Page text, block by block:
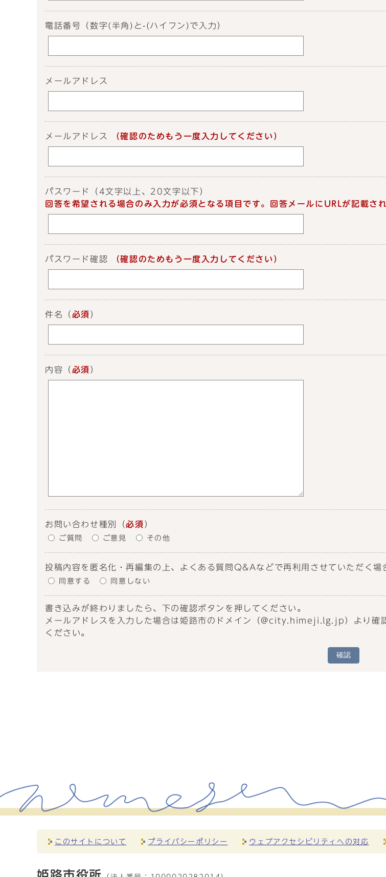
電話番号 （数字(半角)と-(ハイフン)で入力）
メールアドレス
メールアドレス （確認のためもう一度入力してください）
パスワード
（4文字以上、20文字以下）
回答を希望される場合のみ入力が必須となる項目です。回答メールにURLが記載さ
パスワード確認 （確認のためもう一度入力してください）
件名 （ 必須 ）
内容 （ 必須 ）
お問い合わせ種別 （必須 ）
ご質問 ご意見 その他
投稿内容を匿名化・再編集の上、よくある質問Q&Aなどで再利用させていただく場
同意する 同意しない
書き込みが終わりましたら、下の確認ボタンを押してください。
メールアドレスを入力した場合は姫路市のドメイン（@city.himeji.lg.jp）より確
ください。
確認
このサイトについて プライバシーポリシー ウェブアクセシビリティへの対応